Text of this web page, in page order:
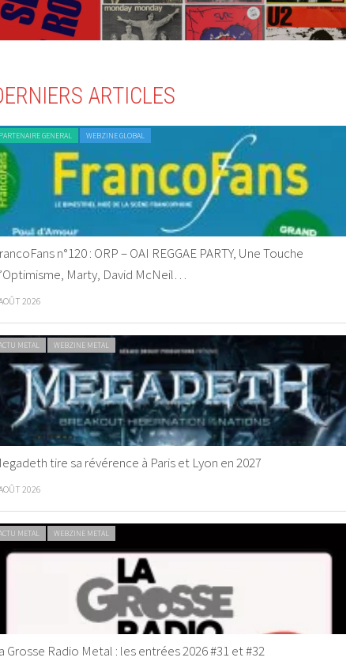
ARTICLES
GENERAL WEBZINE GLOBAL
n°120 : ORP – OAI REGGAE PARTY, Une Touche
Marty, David McNeil…
2026
METAL WEBZINE METAL
tire sa révérence à Paris et Lyon en 2027
2026
METAL WEBZINE METAL
Grosse Radio Metal : les entrées 2026 #31 et #32